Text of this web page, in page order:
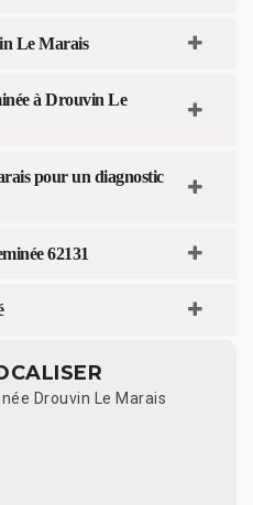
Le Marais
à Drouvin Le
pour un diagnostic
62131
Drouvin Le Marais